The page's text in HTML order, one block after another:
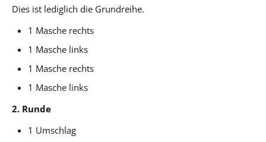
Dies ist lediglich die Grundreihe.
1 Masche rechts
1 Masche links
1 Masche rechts
1 Masche links
2. Runde
1 Umschlag